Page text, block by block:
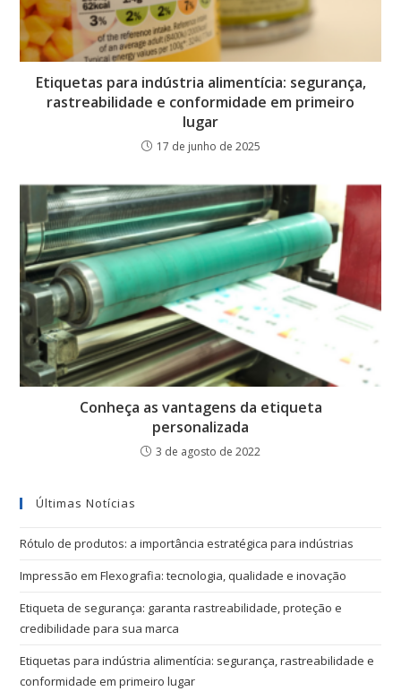
Etiquetas para indústria alimentícia: segurança,
rastreabilidade e conformidade em primeiro
lugar
17 de junho de 2025
Conheça as vantagens da etiqueta
personalizada
3 de agosto de 2022
Últimas Notícias
Rótulo de produtos: a importância estratégica para indústrias
Impressão em Flexografia: tecnologia, qualidade e inovação
Etiqueta de segurança: garanta rastreabilidade, proteção e
credibilidade para sua marca
Etiquetas para indústria alimentícia: segurança, rastreabilidade e
conformidade em primeiro lugar